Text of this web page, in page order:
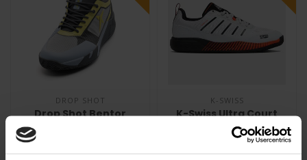
DROP SHOT
Drop Shot Bentor
Lima Padelschoen
K-SWISS
K-Swiss Ultra Court
Padel Heren
Padelschoen